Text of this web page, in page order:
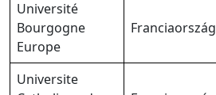
Université
Bourgogne
Europe
Franciaország
Universite